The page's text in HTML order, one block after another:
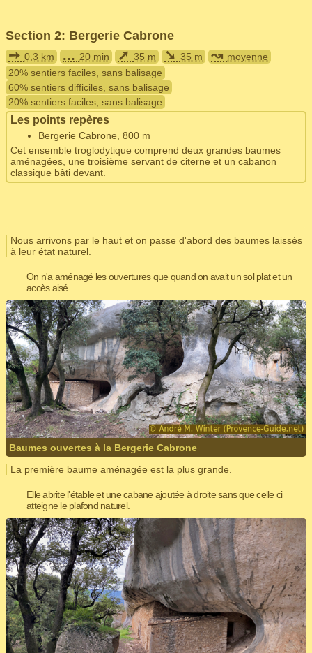
Section 2: Bergerie Cabrone
➙ 0,3 km ... 20 min ➚ 35 m ➘ 35 m ↝ moyenne
20% sentiers faciles, sans balisage
60% sentiers difficiles, sans balisage
20% sentiers faciles, sans balisage
Les points repères
Bergerie Cabrone, 800 m
Cet ensemble troglodytique comprend deux grandes baumes
aménagées, une troisième servant de citerne et un cabanon
classique bâti devant.
Nous arrivons par le haut et on passe d'abord des baumes laissés
à leur état naturel.
On n'a aménagé les ouvertures que quand on avait un sol plat et un
accès aisé.
Baumes ouvertes à la Bergerie Cabrone
La première baume aménagée est la plus grande.
Elle abrite l'étable et une cabane ajoutée à droite sans que celle ci
atteigne le plafond naturel.